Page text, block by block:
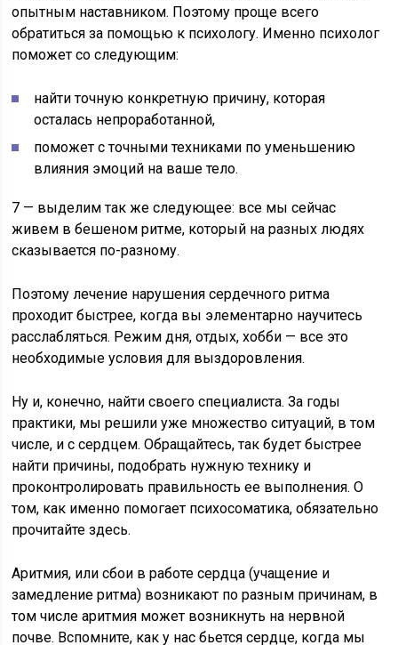
опытным наставником. Поэтому проще всего
обратиться за помощью к психологу. Именно психолог
поможет со следующим:
найти точную конкретную причину, которая
осталась непроработанной,
поможет с точными техниками по уменьшению
влияния эмоций на ваше тело.
7 — выделим так же следующее: все мы сейчас
живем в бешеном ритме, который на разных людях
сказывается по-разному.
Поэтому лечение нарушения сердечного ритма
проходит быстрее, когда вы элементарно научитесь
расслабляться. Режим дня, отдых, хобби — все это
необходимые условия для выздоровления.
Ну и, конечно, найти своего специалиста. За годы
практики, мы решили уже множество ситуаций, в том
числе, и с сердцем. Обращайтесь, так будет быстрее
найти причины, подобрать нужную технику и
проконтролировать правильность ее выполнения. О
том, как именно помогает психосоматика, обязательно
прочитайте здесь.
Аритмия, или сбои в работе сердца (учащение и
замедление ритма) возникают по разным причинам, в
том числе аритмия может возникнуть на нервной
почве. Вспомните, как у нас бьется сердце, когда мы